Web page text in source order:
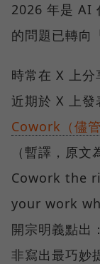
2026 年是 AI
的問題已轉向
時常在 X 上
近期於 X 上發
Cowork（儘
（暫譯，原
Cowork the
your work
開宗明義點出
非寫出最巧妙